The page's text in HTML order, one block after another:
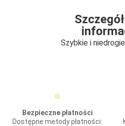
Szybkie i
Bezpieczne płatności
Dostępne metody płatności: